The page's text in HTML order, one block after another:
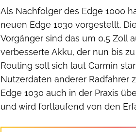
Als Nachfolger des Edge 1000
neuen Edge 1030 vorgestellt.
Vorgänger sind das um 0,5 Zoll
verbesserte Akku, der nun bis
Routing soll sich laut Garmin
Nutzerdaten anderer Radfahrer
Edge 1030 auch in der Praxis
und wird fortlaufend von den